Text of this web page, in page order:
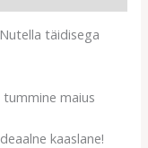
Nutella täidisega
maius
kaaslane!